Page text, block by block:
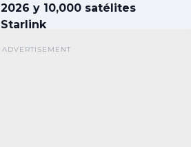
2026 y 10,000 satélites
Starlink